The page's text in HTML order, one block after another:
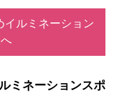
イルミネーション
ミネーションスポ